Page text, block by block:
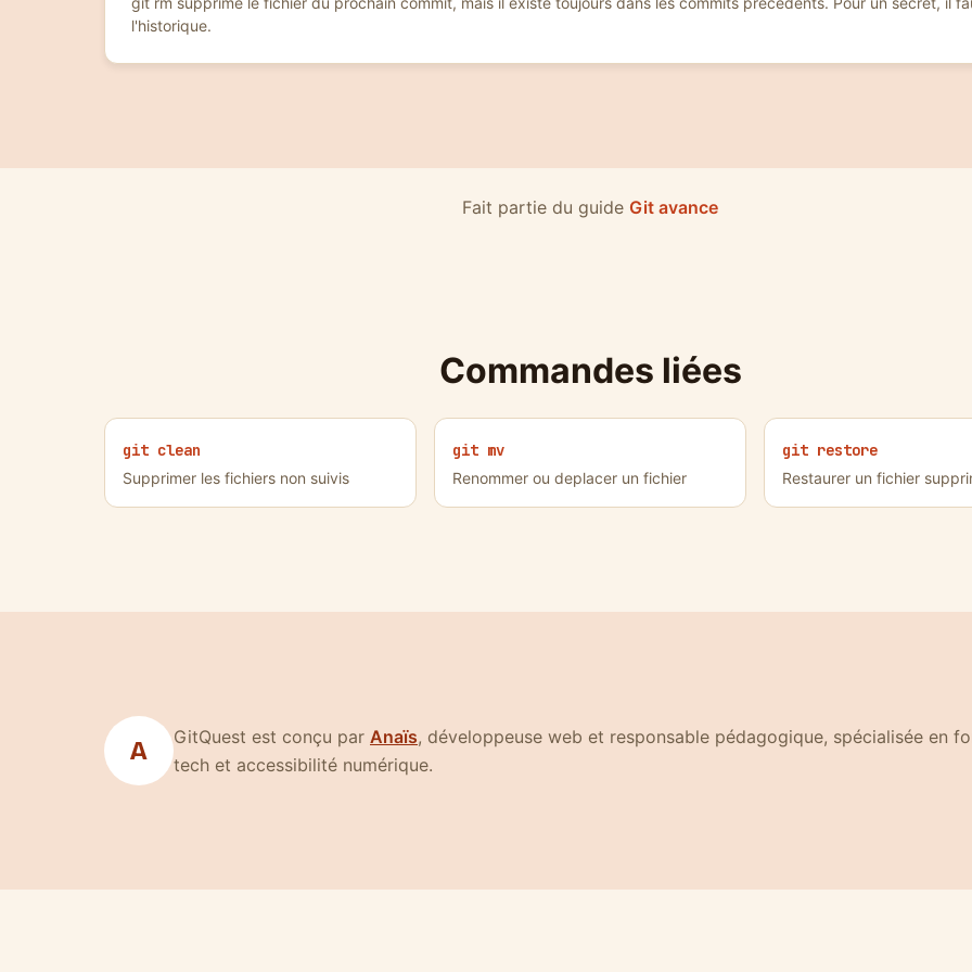
l'historique.
Fait partie du guide Git avance
Commandes liées
git clean
Supprimer les fichiers non suivis
git mv
Renommer ou deplacer un fichier
git restore
Restaurer un fichier
A GitQuest est conçu par Anaïs(nouvelle fenêtre)
, développeuse web et responsable pédagogique, spécialisée en
tech et accessibilité numérique.